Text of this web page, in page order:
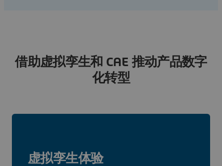
借助虚拟孪生和 CAE 推动产品数字
化转型
虚拟孪生体验